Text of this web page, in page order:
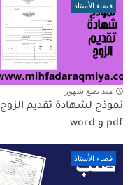
فضاء الأستاذ
منذ بضع شهور
نموذج لشهادة تقديم الزوج
pdf و word
فضاء الأستاذ